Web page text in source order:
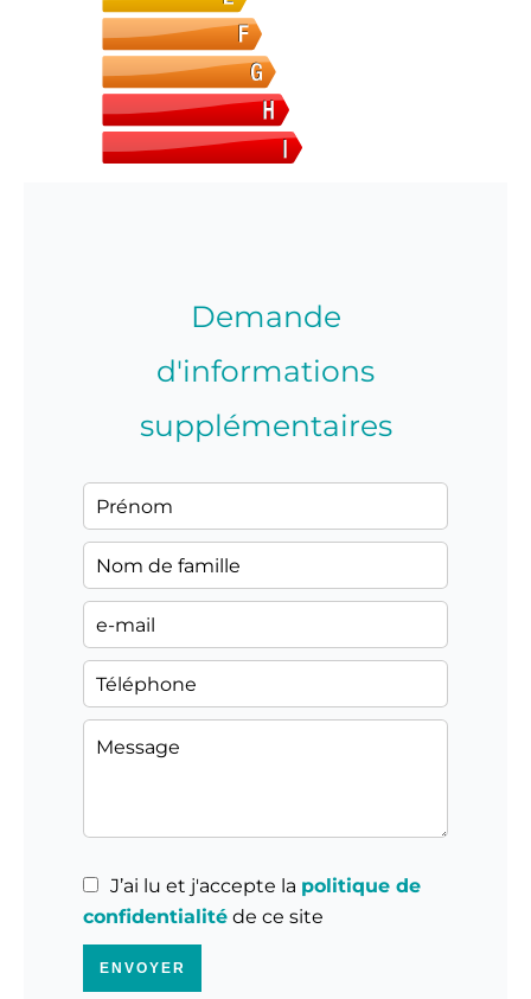
Demande
d'informations
supplémentaires
J’ai lu et j'accepte la politique de
confidentialité de ce site
ENVOYER